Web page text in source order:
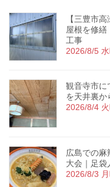
【三豊市
屋根を修
工事
2026/8/5
観音寺市に
を天井裏か
2026/8/4
広島での麻
大会｜足袋
2026/8/3